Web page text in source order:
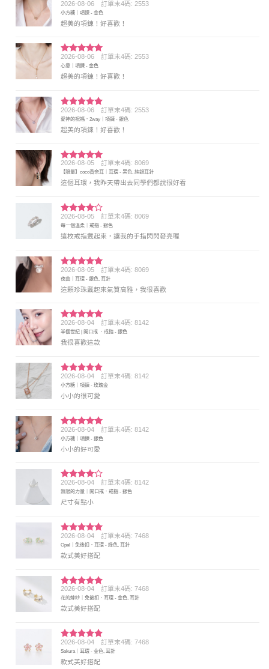
評分5滿
分 5
2026-08-06 訂單末4碼: 2553
小方糖｜項鍊 - 金色
超美的項鍊！好喜歡！
評分5 滿
分 5
2026-08-06 訂單末4碼: 2553
心意｜項鍊 - 金色
超美的項鍊！好喜歡！
評分5 滿
分 5
2026-08-06 訂單末4碼: 2553
愛神的祝福．2way｜項鍊 - 銀色
超美的項鍊！好喜歡！
評分5 滿
分 5
2026-08-05 訂單末4碼: 8069
【限量】coco香奈耳｜耳環 - 黑色, 純銀耳針
這個耳環，我昨天帶出去同學們都說很好看
評分4
滿分 5
2026-08-05 訂單末4碼: 8069
每一個溫柔｜戒指 - 銀色
這枚戒指戴起來，讓我的手指閃閃發亮喔
評分5滿
分 5
2026-08-05 訂單末4碼: 8069
夜曲｜耳環 - 銀色, 耳針
這顆珍珠戴起來氣質高雅，我很喜歡
評分5 滿
分 5
2026-08-04 訂單末4碼: 8142
半個世紀 | 開口戒 ．戒指 - 銀色
我很喜歡這款
評分5 滿
分 5
2026-08-04 訂單末4碼: 8142
小方糖｜項鍊 - 玫瑰金
小小的很可愛
評分5滿
分 5
2026-08-04 訂單末4碼: 8142
小方糖｜項鍊 - 銀色
小小的好可愛
評分4
滿分 5
2026-08-04 訂單末4碼: 8142
無限的力量｜開口戒．戒指 - 銀色
尺寸有點小
評分5 滿
分 5
2026-08-04 訂單末4碼: 7468
Opal｜免後扣．耳環 - 綠色, 耳針
款式美好搭配
評分5 滿
分 5
2026-08-04 訂單末4碼: 7468
花的嫁紗｜免後扣．耳環 - 金色, 耳針
款式美好搭配
評分5 滿
分 5
2026-08-04 訂單末4碼: 7468
Sakura｜耳環 - 金色, 耳針
款式美好搭配